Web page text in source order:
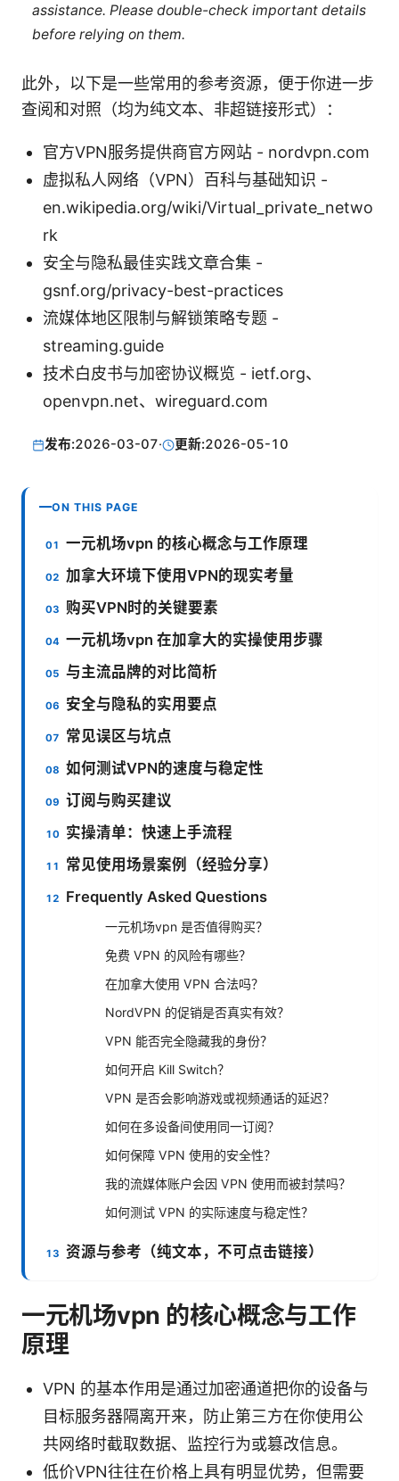
assistance. Please double-check important details
before relying on them.
此外，以下是一些常用的参考资源，便于你进一步
查阅和对照（均为纯文本、非超链接形式）：
官方VPN服务提供商官方网站 - nordvpn.com
虚拟私人网络（VPN）百科与基础知识 -
en.wikipedia.org/wiki/Virtual_private_netwo
rk
安全与隐私最佳实践文章合集 -
gsnf.org/privacy-best-practices
流媒体地区限制与解锁策略专题 -
streaming.guide
技术白皮书与加密协议概览 - ietf.org、
openvpn.net、wireguard.com
发布:2026-03-07· 更新:2026-05-10
ON THIS PAGE
一元机场vpn 的核心概念与工作原理
加拿大环境下使用VPN的现实考量
购买VPN时的关键要素
一元机场vpn 在加拿大的实操使用步骤
与主流品牌的对比简析
安全与隐私的实用要点
常见误区与坑点
如何测试VPN的速度与稳定性
订阅与购买建议
实操清单：快速上手流程
常见使用场景案例（经验分享）
Frequently Asked Questions
一元机场vpn 是否值得购买？
免费 VPN 的风险有哪些？
在加拿大使用 VPN 合法吗？
NordVPN 的促销是否真实有效？
VPN 能否完全隐藏我的身份？
如何开启 Kill Switch？
VPN 是否会影响游戏或视频通话的延迟？
如何在多设备间使用同一订阅？
如何保障 VPN 使用的安全性？
我的流媒体账户会因 VPN 使用而被封禁吗？
如何测试 VPN 的实际速度与稳定性？
资源与参考（纯文本，不可点击链接）
一元机场vpn 的核心概念与工作
原理
VPN 的基本作用是通过加密通道把你的设备与
目标服务器隔离开来，防止第三方在你使用公
共网络时截取数据、监控行为或篡改信息。
低价VPN往往在价格上具有明显优势，但需要